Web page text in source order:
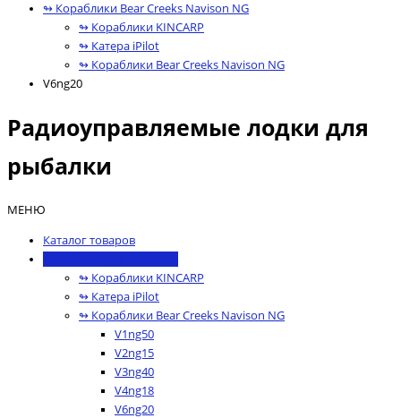
↬ Кораблики Bear Creeks Navison NG
↬ Кораблики KINCARP
↬ Катера iPilot
↬ Кораблики Bear Creeks Navison NG
V6ng20
Радиоуправляемые лодки для
рыбалки
МЕНЮ
Каталог товаров
↬ Кораблики KINCARP
↬ Катера iPilot
↬ Кораблики Bear Creeks Navison NG
V1ng50
V2ng15
V3ng40
V4ng18
V6ng20